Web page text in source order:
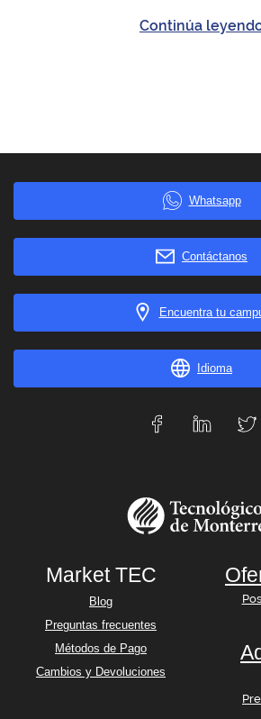
Continúa
Whatsapp
Contáctanos
Encuentra tu
Idioma
Market TEC
Blog
Preguntas frecuentes
Métodos de Pago
Cambios y Devoluciones